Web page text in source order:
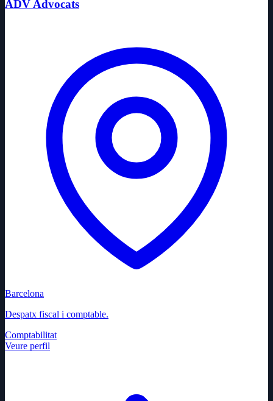
ADV Advocats
Barcelona
Despatx fiscal i comptable.
Comptabilitat
Veure perfil